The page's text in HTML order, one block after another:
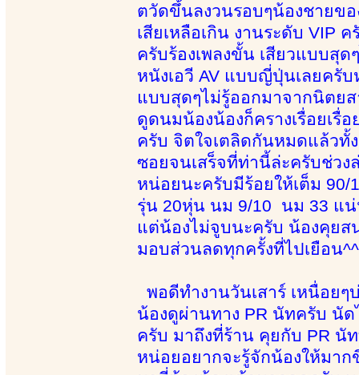
ตวัดขึ้นลงวนรอบๆน้องชายขอ
เสียเหลือเกิน งานระดับ VIP
ครับร้องเพลงขั้น เสียวแบบสุด
หนังเอวี AV แบบญี่ปุ่นเลยครั
แบบสุดๆไม่รู้ออกมาจากนิตย
ดูดนมน้องน้องก็ครางเรื่อยเรื่
ครับ จิตใจเตลิดกันหมดแล้วทั้
ซอยจนเสร็จที่ท่านี้ล่ะครับช่วง
หน่อยนะครับมีร้อยให้เต็ม
รุ่น 20หุ่น นม 9/10 นม 33 แน่
แต่น้องไม่จูบนะครับ น้องคุย
มอบส่วนลดทุกครั้งที่ไปเยือน
พอดีทำงานวันเสาร์ เหนื่อย
น้องดูผ่านทาง PR นัทครับ นั
ครับ มาถึงที่ร้าน คุยกับ PR
หน่อยอยากจะรู้จักน้องให้มา